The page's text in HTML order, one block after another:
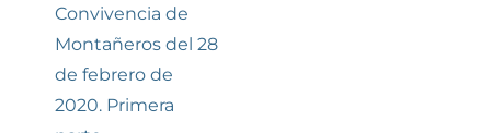
entradas
anterior:
Convivencia de
Montañeros del 28
de febrero de
2020. Primera